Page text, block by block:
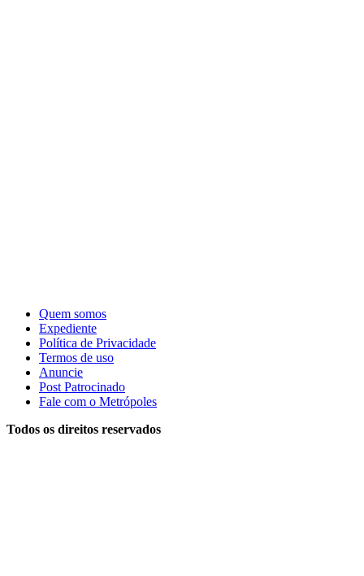
Quem somos
Expediente
Política de Privacidade
Termos de uso
Anuncie
Post Patrocinado
Fale com o Metrópoles
Todos os direitos reservados